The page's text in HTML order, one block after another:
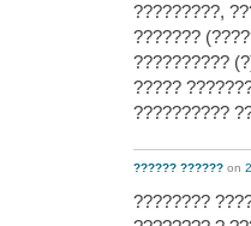
?????????,
???????
??????????
?????
??????????
?????? ?????? on
????????